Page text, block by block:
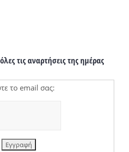
τις αναρτήσεις της ημέρας
το email σας: